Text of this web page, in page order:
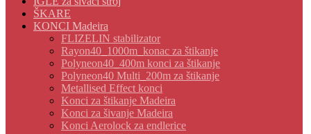
ŠKARE
KONCI Madeira
FLIZELIN stabilizator
Rayon40_1000m_konac za štikanje
Polyneon40_400m konci za štikanje
Polyneon40 Multi_200m za štikanje
Metallised Effect konci
Konci za štikanje Madeira
Konci za šivanje Madeira
Konci Aerolock za endlerice